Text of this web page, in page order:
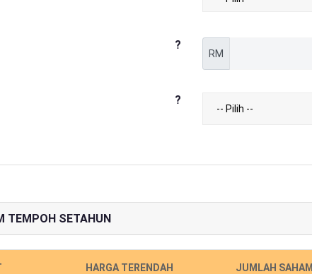
?
RM
?
TEMPOH SETAHUN
HARGA TERENDAH JUMLAH SAHAM